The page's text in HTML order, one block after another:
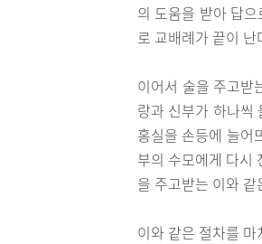
의 도움을 받아 답
로 교배례가 끝이 난
이어서 술을 주고받
랑과 신부가 하나씩
홍실을 손등에 늘어
부의 수모에게 다시
을 주고받는 이와
이와 같은 절차를